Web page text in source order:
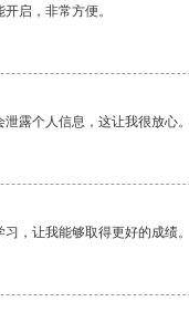
启，非常方便。
露个人信息，这让我很放心
，让我能够取得更好的成绩。